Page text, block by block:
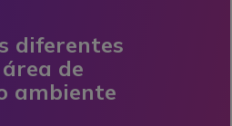
diferentes
de
ambiente